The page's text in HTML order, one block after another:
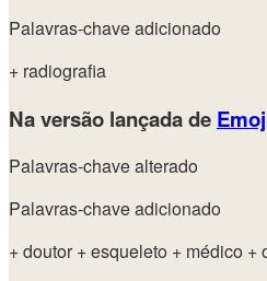
Palavras-chave adicionado
+ radiografia
Na versão lançada de
Palavras-chave alterado
Palavras-chave adicionado
+ doutor + esqueleto + médico +